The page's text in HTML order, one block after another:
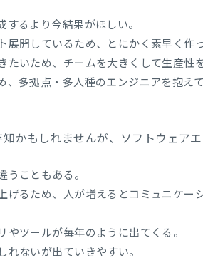
るより今結果がほしい。
開しているため、とにかく素早く作
いため、チームを大きくして生産性
多拠点・多人種のエンジニアを抱え
かもしれませんが、ソフトウェア
こともある。
げるため、人が増えるとコミュニケー
ツールが毎年のように出てくる。
ないが出ていきやすい。